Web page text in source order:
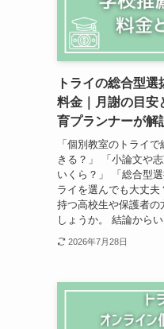
トライの総合型
料金｜月謝の目安
育プランナーが解
「個別教室のトライ
きる？」 「小論文や
いくら？」 「総合型
ライを選んでも大丈
持つ高校生や保護者
しょうか。 結論からい
2026年7月28日